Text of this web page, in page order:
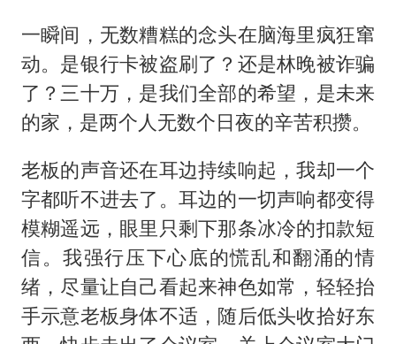
一瞬间，无数糟糕的念头在脑海里疯狂窜
动。是银行卡被盗刷了？还是林晚被诈骗
了？三十万，是我们全部的希望，是未来
的家，是两个人无数个日夜的辛苦积攒。
老板的声音还在耳边持续响起，我却一个
字都听不进去了。耳边的一切声响都变得
模糊遥远，眼里只剩下那条冰冷的扣款短
信。我强行压下心底的慌乱和翻涌的情
绪，尽量让自己看起来神色如常，轻轻抬
手示意老板身体不适，随后低头收拾好东